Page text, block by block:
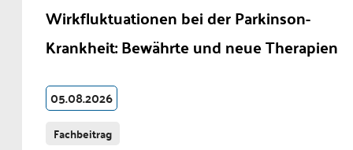
Wirkfluktuationen bei der Parkinson-
Krankheit: Bewährte und neue Therapien
05.08.2026
Fachbeitrag